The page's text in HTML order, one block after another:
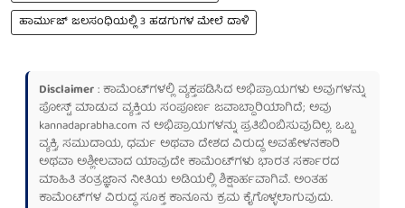
ಹಾರ್ಮುಜ್ ಜಲಸಂಧಿಯಲ್ಲಿ 3 ಹಡಗುಗಳ ಮೇಲೆ ದಾಳಿ
Disclaimer: ಕಾಮೆಂಟ್‌ಗಳಲ್ಲಿ ವ್ಯಕ್ತಪಡಿಸಿದ ಅಭಿಪ್ರಾಯಗಳು ಅವುಗಳನ್ನು
ಪೋಸ್ಟ್ ಮಾಡುವ ವ್ಯಕ್ತಿಯ ಸಂಪೂರ್ಣ ಜವಾಬ್ದಾರಿಯಾಗಿದೆ; ಅವು
kannadaprabha.com ನ ಅಭಿಪ್ರಾಯಗಳನ್ನು ಪ್ರತಿಬಿಂಬಿಸುವುದಿಲ್ಲ. ಒಬ್ಬ
ವ್ಯಕ್ತಿ, ಸಮುದಾಯ, ಧರ್ಮ ಅಥವಾ ದೇಶದ ವಿರುದ್ಧ ಅವಹೇಳನಕಾರಿ
ಅಥವಾ ಅಶ್ಲೀಲವಾದ ಯಾವುದೇ ಕಾಮೆಂಟ್‌ಗಳು ಭಾರತ ಸರ್ಕಾರದ
ಮಾಹಿತಿ ತಂತ್ರಜ್ಞಾನ ನೀತಿಯ ಅಡಿಯಲ್ಲಿ ಶಿಕ್ಷಾರ್ಹವಾಗಿವೆ. ಅಂತಹ
ಕಾಮೆಂಟ್‌ಗಳ ವಿರುದ್ಧ ಸೂಕ್ತ ಕಾನೂನು ಕ್ರಮ ಕೈಗೊಳ್ಳಲಾಗುವುದು.